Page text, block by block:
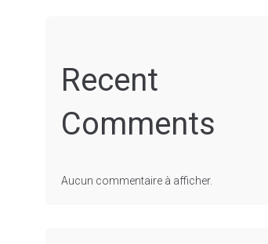
Recent
Comments
Aucun commentaire à afficher.